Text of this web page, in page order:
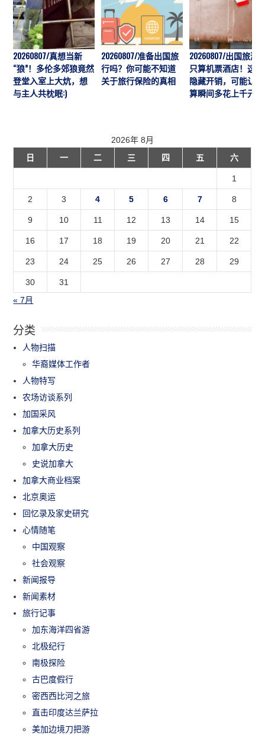
20260807/真想当新
“狼”！多伦多郊狼竟然
登堂入室上大炕，想
与主人共枕眠:)
20260807/准备出国旅
行吗？你可能不知道
关于旅行保险的真相
20260807/出国旅游
只算机票酒店！这7
隐藏开销，可能让预
算瞬间多花上千元
2026年 8月
日
一 二 三 四 五 六
1
2 3 4 5 6 7 8
9 10 11 12 13 14 15
16 17 18 19 20 21 22
23 24 25 26 27 28 29
30
31
« 7月
分类
人物扫描
华裔媒体工作者
人物特写
农场访谈系列
加国采风
加拿大历史系列
加拿大历史
史说加拿大
加拿大商业档案
北京奥运
回忆录及家史研究
心情随笔
中国观察
社会观察
新闻报导
新闻素材
旅行记事
加东海洋四省游
北极纪行
南极探险
古巴度假行
密西西比河之旅
直击印度达兰萨拉
美加边境刀把游